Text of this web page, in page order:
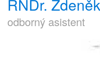
RNDr.
odborný asistent